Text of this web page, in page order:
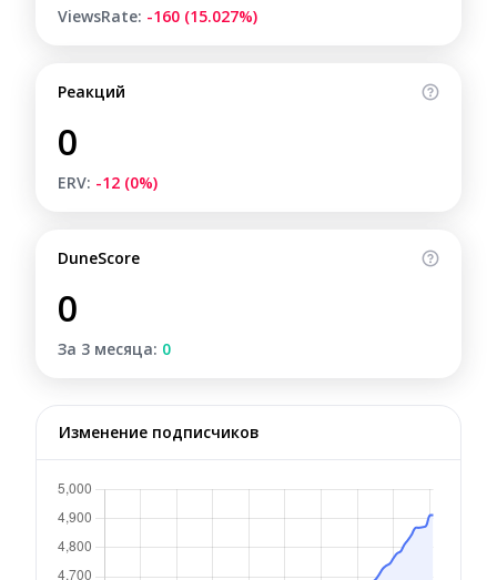
ViewsRate: -160 (15.027%)
Реакций
0
ERV: -12 (0%)
DuneScore
0
За 3 месяца: 0
Изменение подписчиков